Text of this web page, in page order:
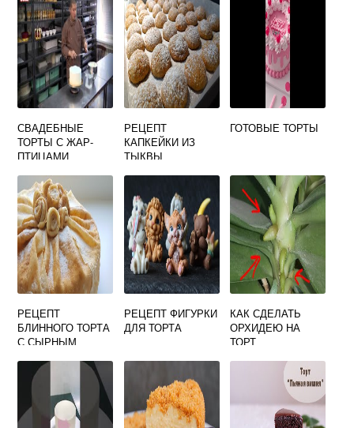
СВАДЕБНЫЕ
ТОРТЫ С ЖАР-
ПТИЦАМИ
РЕЦЕПТ
КАПКЕЙКИ ИЗ
ТЫКВЫ
ГОТОВЫЕ ТОРТЫ
РЕЦЕПТ
БЛИННОГО ТОРТА
С СЫРНЫМ
РЕЦЕПТ ФИГУРКИ
ДЛЯ ТОРТА
КАК СДЕЛАТЬ
ОРХИДЕЮ НА
ТОРТ